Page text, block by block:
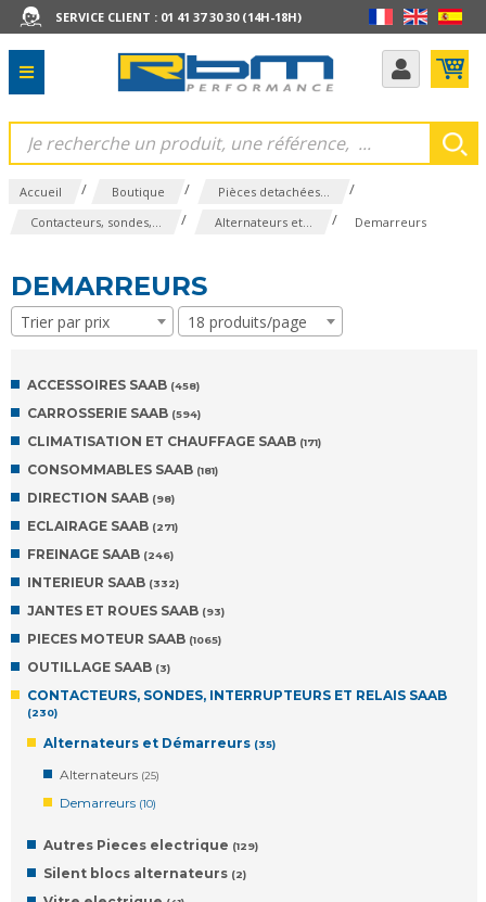
SERVICE CLIENT : 01 41 37 30 30 (14H-18H)
Accueil / Boutique / Pièces detachées... /
Contacteurs, sondes,... / Alternateurs et... / Demarreurs
DEMARREURS
Trier par prix 18 produits/page
ACCESSOIRES SAAB (458)
CARROSSERIE SAAB (594)
CLIMATISATION ET CHAUFFAGE SAAB (171)
CONSOMMABLES SAAB (181)
DIRECTION SAAB (98)
ECLAIRAGE SAAB (271)
FREINAGE SAAB (246)
INTERIEUR SAAB (332)
JANTES ET ROUES SAAB (93)
PIECES MOTEUR SAAB (1065)
OUTILLAGE SAAB (3)
CONTACTEURS, SONDES, INTERRUPTEURS ET RELAIS SAAB
(230)
Alternateurs et Démarreurs (35)
Alternateurs (25)
Demarreurs (10)
Autres Pieces electrique (129)
Silent blocs alternateurs (2)